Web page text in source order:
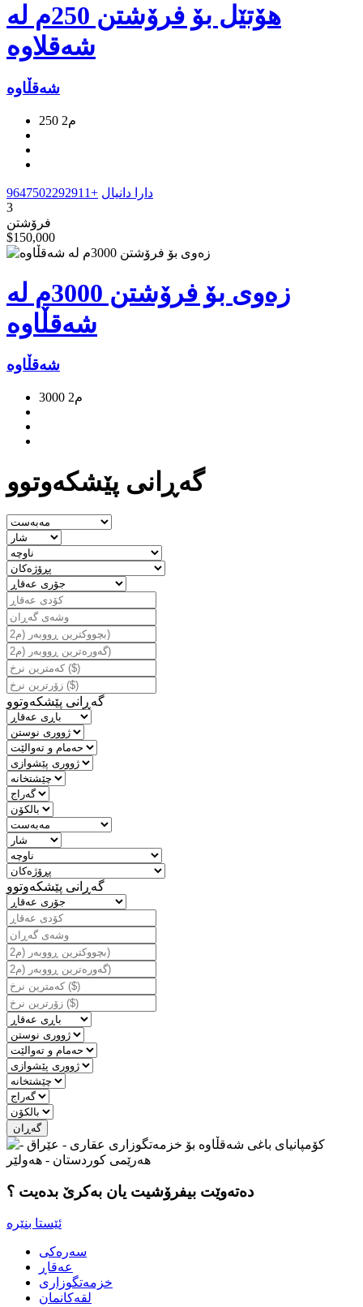
هۆتێل بۆ فرۆشتن 250م لە
شەقلاوە
شەقڵاوە
250 م2
دارا دانیال +9647502292911
3
فرۆشتن
$150,000
زەوی بۆ فرۆشتن 3000م لە
شەقڵاوە
شەقڵاوە
3000 م2
گه‌ڕانی پێشكه‌وتوو
گه‌ڕانی پێشكه‌وتوو
گه‌ڕانی پێشكه‌وتوو
دەتەوێت بیفرۆشیت یان بەكرێ بدەیت ؟
سه‌ره‌کی
عه‌قاڕ
خزمه‌تگوزاری
لقه‌كانمان